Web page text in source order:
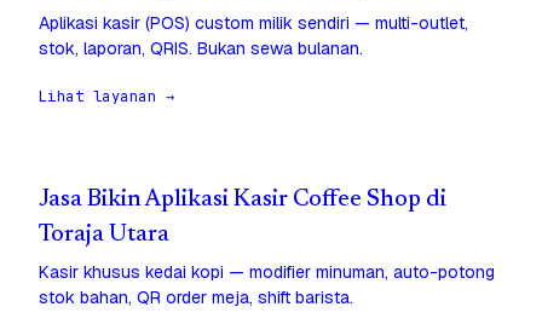
Aplikasi kasir (POS) custom milik sendiri — multi-outlet,
stok, laporan, QRIS. Bukan sewa bulanan.
Lihat layanan →
Jasa Bikin Aplikasi Kasir Coffee Shop di
Toraja Utara
Kasir khusus kedai kopi — modifier minuman, auto-potong
stok bahan, QR order meja, shift barista.